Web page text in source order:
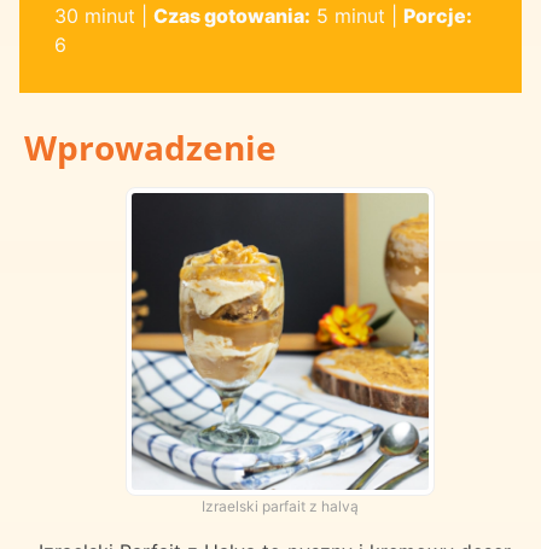
30 minut
Czas gotowania: 5 minut
Porcje:
6
Wprowadzenie
Izraelski parfait z halvą